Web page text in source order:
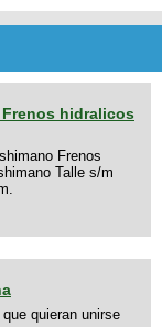
Frenos hidralicos
Frenos
Talle s/m
quieran unirse